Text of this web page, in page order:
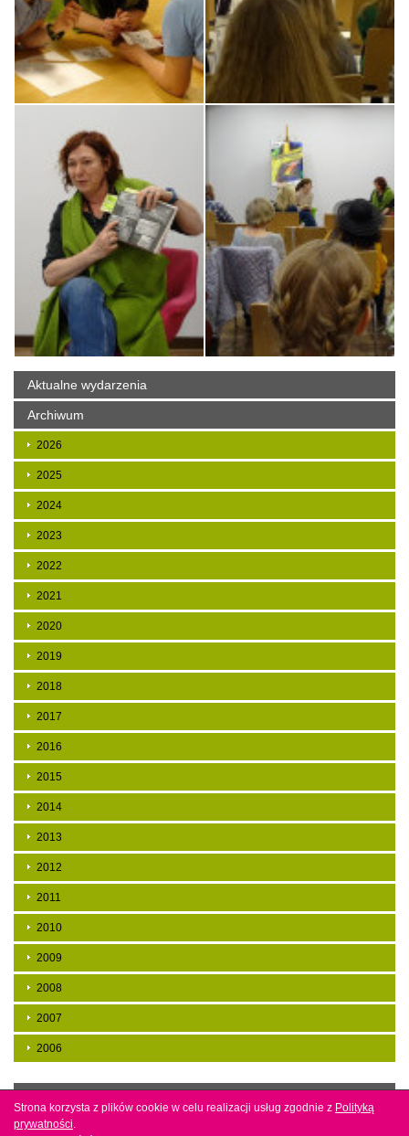
Strona korzysta z plików cookie w celu realizacji usług zgodnie z Polityką
prywatności.
Strona korzysta z plików cookie w celu realizacji usług zgodnie z Polityką
prywatności.
Aktualne wydarzenia
Archiwum
2026
2025
2024
2023
2022
2021
2020
2019
2018
2017
2016
2015
2014
2013
2012
2011
2010
2009
2008
2007
2006
Copyright by mbp w Jaśle. Projekt i wykonanieAgencja